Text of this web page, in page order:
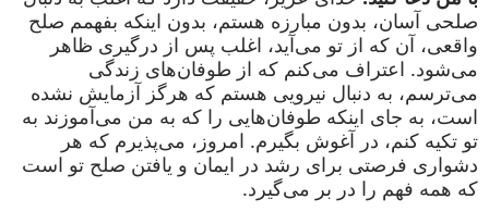
صلحی آسان، بدون مبارزه هستم، بدون اینکه بفهمم صلح
واقعی، آن که از تو می‌آید، اغلب پس از درگیری ظاهر
می‌شود. اعتراف می‌کنم که از طوفان‌های زندگی
می‌ترسم، به دنبال نیرویی هستم که هرگز آزمایش نشده
است، به جای اینکه طوفان‌هایی را که به من می‌آموزند به
تو تکیه کنم، در آغوش بگیرم. امروز، می‌پذیرم که هر
دشواری فرصتی برای رشد در ایمان و یافتن صلح تو است
که همه فهم را در بر می‌گیرد.